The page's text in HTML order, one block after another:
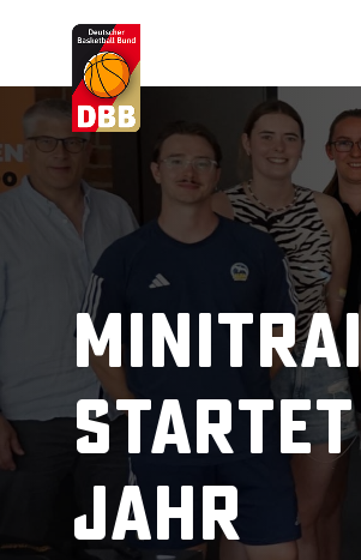
Suchvorschläge
Lorem Ipsum
Dolor Sit
Amet Valputo
startet
Jahr